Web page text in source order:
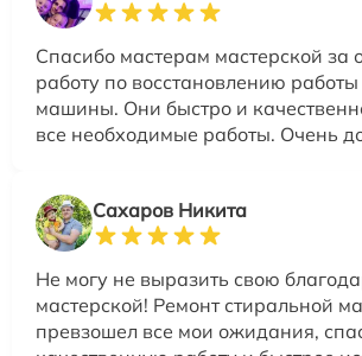
Спасибо мастерам мастерской за
работу по восстановлению
машины. Они быстро и
все необходимые работы. Очень
Сахаров Никита
Не могу не выразить свою
мастерской! Ремонт стиральной
превзошел все мои ожидания,